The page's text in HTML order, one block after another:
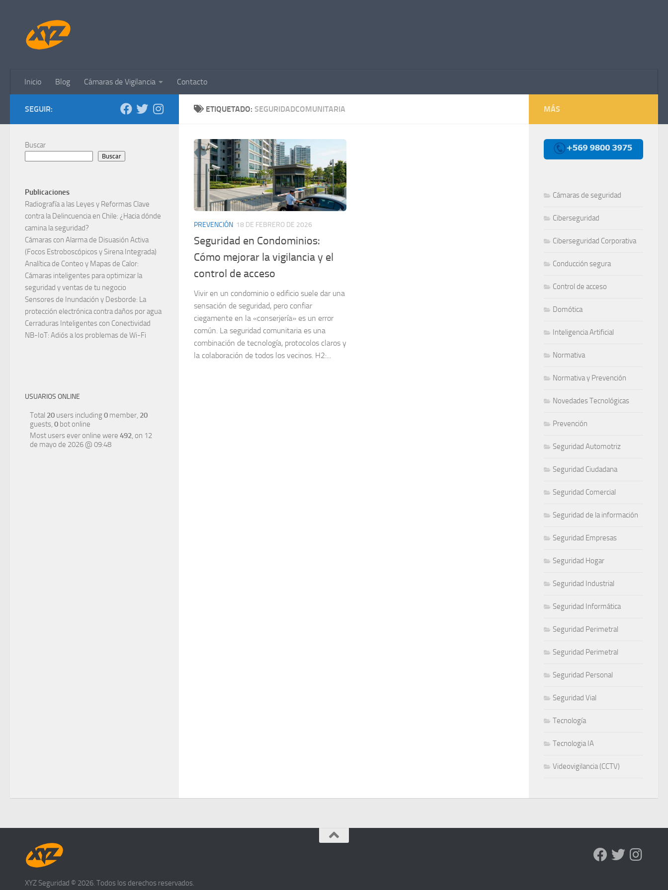
Inicio Blog Cámaras de Vigilancia Contacto
ETIQUETADO: SEGURIDADCOMUNITARIA
PREVENCIÓN 18 DE FEBRERO DE 2026
Seguridad en Condominios:
Cómo mejorar la vigilancia y el
control de acceso
Vivir en un condominio o edificio suele dar una
sensación de seguridad, pero confiar
ciegamente en la «conserjería» es un error
común. La seguridad comunitaria es una
combinación de tecnología, protocolos claros y
la colaboración de todos los vecinos. H2:...
SEGUIR:
Buscar
Buscar
Publicaciones
Radiografía a las Leyes y Reformas Clave
contra la Delincuencia en Chile: ¿Hacia dónde
camina la seguridad?
Cámaras con Alarma de Disuasión Activa
(Focos Estroboscópicos y Sirena Integrada)
Analítica de Conteo y Mapas de Calor:
Cámaras inteligentes para optimizar la
seguridad y ventas de tu negocio
Sensores de Inundación y Desborde: La
protección electrónica contra daños por agua
Cerraduras Inteligentes con Conectividad
NB-IoT: Adiós a los problemas de Wi-Fi
USUARIOS ONLINE
Total 20 users including0 member, 20
guests, 0 bot online
Most users ever online were 492, on 12
de mayo de 2026 @ 09:48
MÁS
Cámaras de seguridad
Ciberseguridad
Ciberseguridad Corporativa
Conducción segura
Control de acceso
Domótica
Inteligencia Artificial
Normativa
Normativa y Prevención
Novedades Tecnológicas
Prevención
Seguridad Automotriz
Seguridad Ciudadana
Seguridad Comercial
Seguridad de la información
Seguridad Empresas
Seguridad Hogar
Seguridad Industrial
Seguridad Informática
Seguridad Perimetral
Seguridad Perimetral
Seguridad Personal
Seguridad Vial
Tecnología
Tecnologia IA
Videovigilancia (CCTV)
XYZ Seguridad © 2026. Todos los derechos reservados.